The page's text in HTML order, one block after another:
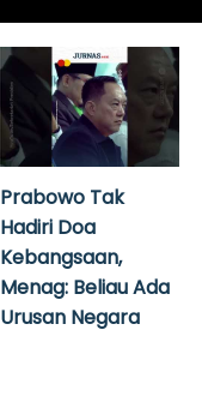
Prabowo Tak
Hadiri Doa
Kebangsaan,
Menag: Beliau Ada
Urusan Negara